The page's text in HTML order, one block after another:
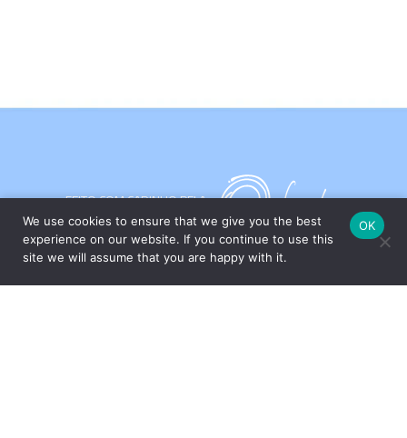
FEITO COM CARINHO PELA
ESPECIALMENTE PARA VOCÊ
Com um amplo portfólio de produtos para a casa, o Grupo Oxford
We use cookies to ensure that we give you the best
experience on our website. If you continue to use this
site we will assume that you are happy with it.
OK